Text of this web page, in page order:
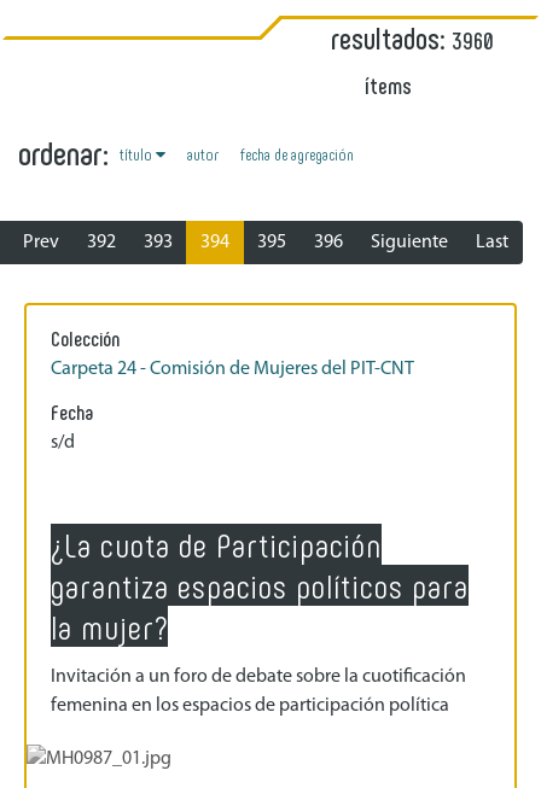
resultados: 3960
ítems
ordenar: título autor fecha de agregación
Prev 392 393 394 395 396 Siguiente Last
Colección
Carpeta 24 - Comisión de Mujeres del PIT-CNT
Fecha
s/d
¿La cuota de Participación
garantiza espacios políticos para
la mujer?
Invitación a un foro de debate sobre la cuotificación
femenina en los espacios de participación política